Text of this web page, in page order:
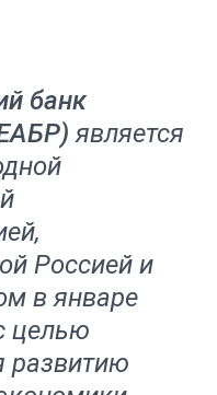
банк
является
Россией и
в январе
целью
развитию